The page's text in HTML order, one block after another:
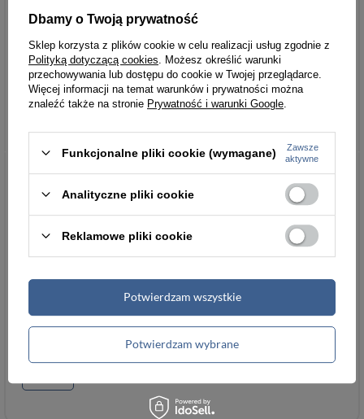
Masz pytania?
Chcesz wiedzieć więcej na temat tego
produku?Zapytaj naszego eksperta
Parametry
bezpieczeństwa
Parametry bezpieczeństwa
UE
Dbamy o Twoją prywatność
Sklep korzysta z plików cookie w celu realizacji usług zgodnie z
Polityką dotyczącą cookies . Możesz określić warunki
przechowywania lub dostępu do cookie w Twojej przeglądarce.
Więcej informacji na temat warunków i prywatności można
znaleźć także na stronie Prywatność i warunki Google
Funkcjonalne pliki cookie (wymagane)
Zawsze
aktywne
Analityczne pliki cookie
Reklamowe pliki cookie
Potwierdzam wybrane
Potwierdzam wszystkie